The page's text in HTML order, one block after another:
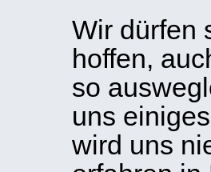
Wir dürfen
hoffen,
so
uns
wird uns